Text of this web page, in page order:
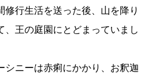
行生活を送った後、山を降り
、王の庭園にとどまっていまし
ニーは赤痢にかかり、お釈迦